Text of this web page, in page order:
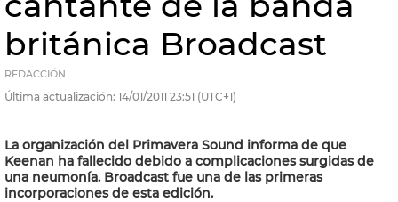
británica Broadcast
REDACCIÓN
Última actualización: 14/01/2011 23:51 (UTC+1)
La organización del Primavera Sound informa de que
Keenan ha fallecido debido a complicaciones surgidas de
una neumonía. Broadcast fue una de las primeras
incorporaciones de esta edición.